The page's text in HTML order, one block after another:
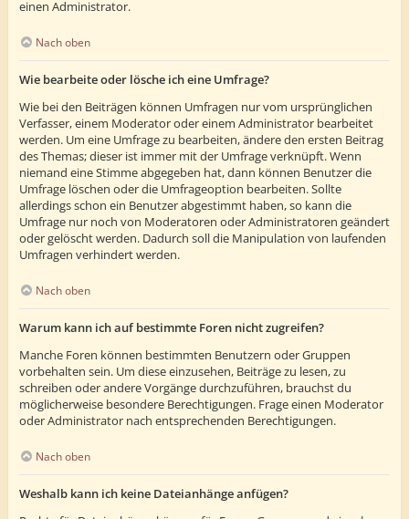
einen Administrator.
Nach oben
Wie bearbeite oder lösche ich eine Umfrage?
Wie bei den Beiträgen können Umfragen nur vom ursprünglichen
Verfasser, einem Moderator oder einem Administrator bearbeitet
werden. Um eine Umfrage zu bearbeiten, ändere den ersten Beitrag
des Themas; dieser ist immer mit der Umfrage verknüpft. Wenn
niemand eine Stimme abgegeben hat, dann können Benutzer die
Umfrage löschen oder die Umfrageoption bearbeiten. Sollte
allerdings schon ein Benutzer abgestimmt haben, so kann die
Umfrage nur noch von Moderatoren oder Administratoren geändert
oder gelöscht werden. Dadurch soll die Manipulation von laufenden
Umfragen verhindert werden.
Nach oben
Warum kann ich auf bestimmte Foren nicht zugreifen?
Manche Foren können bestimmten Benutzern oder Gruppen
vorbehalten sein. Um diese einzusehen, Beiträge zu lesen, zu
schreiben oder andere Vorgänge durchzuführen, brauchst du
möglicherweise besondere Berechtigungen. Frage einen Moderator
oder Administrator nach entsprechenden Berechtigungen.
Nach oben
Weshalb kann ich keine Dateianhänge anfügen?